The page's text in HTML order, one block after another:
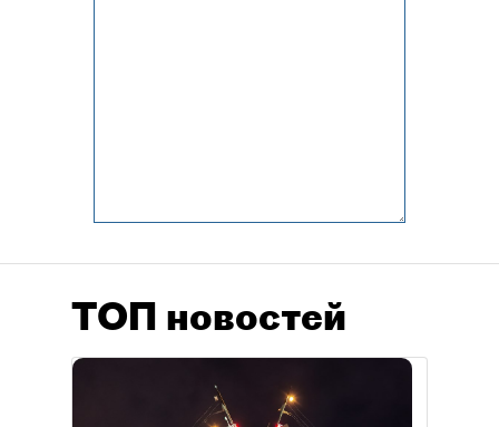
ТОП новостей